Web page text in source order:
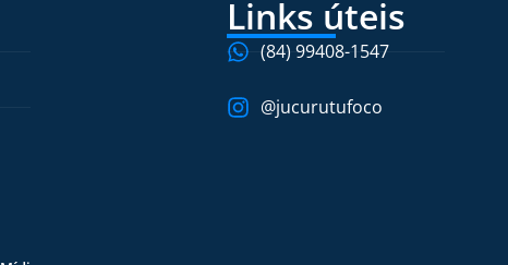
Links úteis
(84) 99408-1547
@jucurutufoco